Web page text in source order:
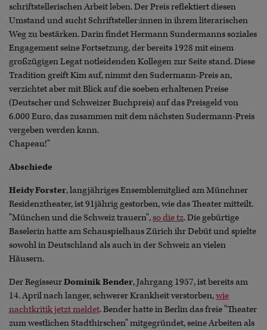
schriftstellerischen Arbeit leben. Der Preis reflektiert diesen
Umstand und sucht Schriftsteller:innen in ihrem literarischen
Weg zu bestärken. Darin findet Hermann Sundermanns soziales
Engagement seine Fortsetzung, der bereits 1928 mit einem
großzügigen Legat notleidenden Kollegen zur Seite stand. Diese
Tradition greift Kim auf, nimmt den Sudermann-Preis an,
verzichtet aber mit Blick auf die soeben erhaltenen Preise
(Deutscher und Schweizer Buchpreis) auf das Preisgeld von
6.000 Euro, das zusammen mit dem nächsten Sudermann-Preis
vergeben werden kann.
Chapeau!"
Abschiede
Heidy Forster, langjähriges Ensemblemitglied am Münchner
Residenztheater, ist 91jährig gestorben, wie das Theater mitteilt.
"München und die Schweiz trauern",so die tz. Die gebürtige
Baselerin hatte am Schauspielhaus Zürich ihr Debüt und spielte
sowohl in Deutschland als auch in der Schweiz an vielen
Häusern.
Der RegisseurDominik Bender, Jahrgang 1957, ist bereits am
14. April nach langer, schwerer Krankheit verstorben,wie
nachtkritik jetzt meldet. Bender hatte in Berlin das freie "Theater
zum westlichen Stadthirschen" mitgegründet, seine Arbeiten als